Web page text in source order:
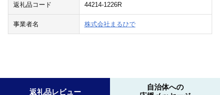
返礼品コード 44214-1226R
事業者名 株式会社まるひで
返礼品レビュー
自治体への